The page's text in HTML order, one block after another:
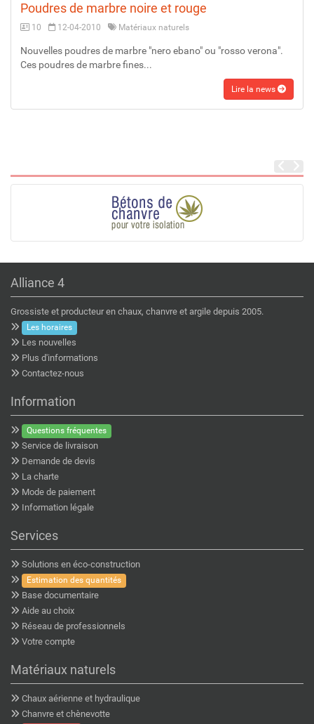
Poudres de marbre noire et rouge
10 12-04-2010 Matériaux naturels
Nouvelles poudres de marbre "nero ebano" ou "rosso verona".
Ces poudres de marbre fines...
Lire la news
Alliance 4
Grossiste et producteur en chaux, chanvre et argile depuis 2005.
Les horaires
Les nouvelles
Plus d'informations
Contactez-nous
Information
Questions fréquentes
Service de livraison
Demande de devis
La charte
Mode de paiement
Information légale
Services
Solutions en éco-construction
Estimation des quantités
Base documentaire
Aide au choix
Réseau de professionnels
Votre compte
Matériaux naturels
Chaux aérienne et hydraulique
Chanvre et chènevotte